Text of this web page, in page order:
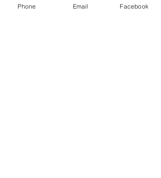
Phone Email Facebook